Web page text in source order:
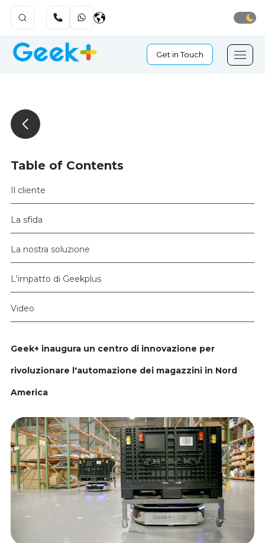
Get in Touch
Table of Contents
Il cliente
La sfida
La nostra soluzione
L'impatto di Geekplus
Video
Geek+ inaugura un centro di innovazione per
rivoluzionare l'automazione dei magazzini in Nord
America